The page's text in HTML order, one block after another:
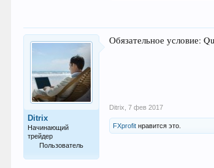
Ditrix
Начинающий
трейдер
Пользователь
Обязательное условие:
Ditrix 7 фев 2017
FXprofit нравится это.